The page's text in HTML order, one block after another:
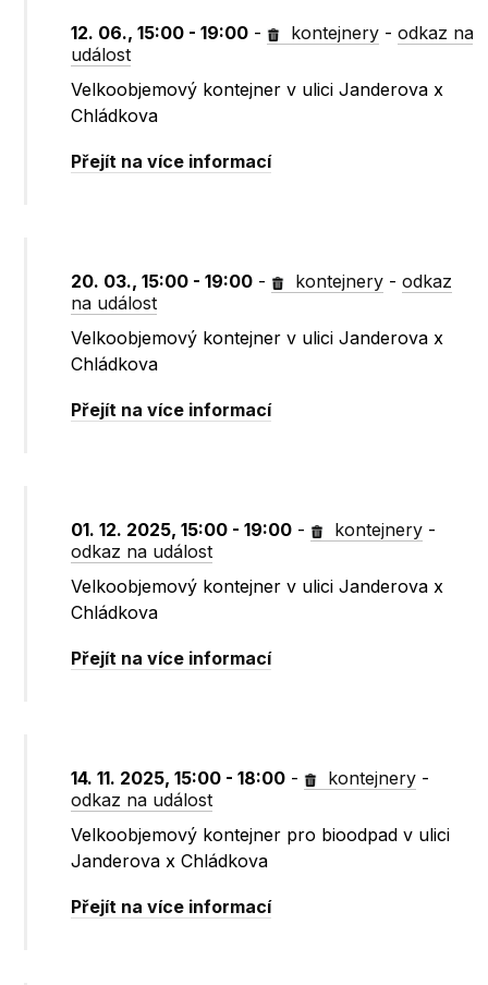
12. 06., 15:00 - 19:00 - kontejnery -odkaz na
událost
Velkoobjemový kontejner v ulici Janderova x
Chládkova
Přejít na více informací
20. 03., 15:00 - 19:00 - kontejnery -odkaz
na událost
Velkoobjemový kontejner v ulici Janderova x
Chládkova
Přejít na více informací
01. 12. 2025, 15:00 - 19:00 - kontejnery -
odkaz na událost
Velkoobjemový kontejner v ulici Janderova x
Chládkova
Přejít na více informací
14. 11. 2025, 15:00 - 18:00 - kontejnery -
odkaz na událost
Velkoobjemový kontejner pro bioodpad v ulici
Janderova x Chládkova
Přejít na více informací